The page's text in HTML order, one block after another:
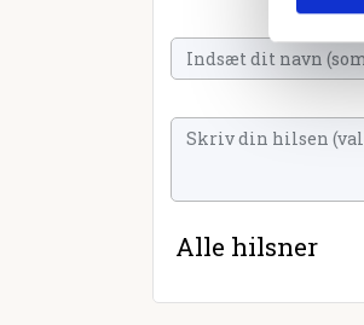
Alle hilsner